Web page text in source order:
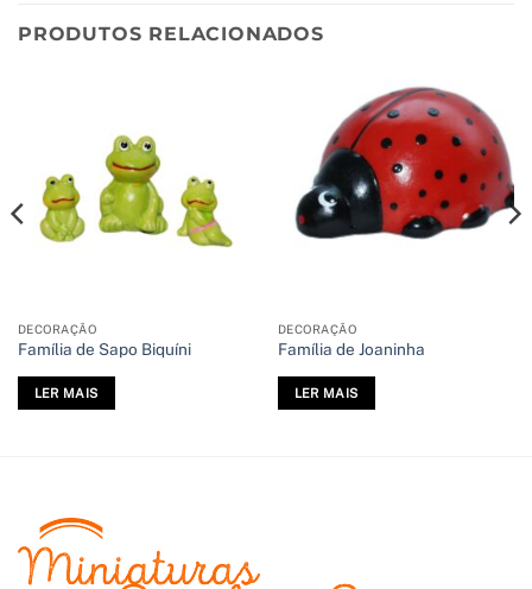
PRODUTOS RELACIONADOS
DECORAÇÃO
Família de Sapo Biquíni
LER MAIS
DECORAÇÃO
Família de Joaninha
LER MAIS